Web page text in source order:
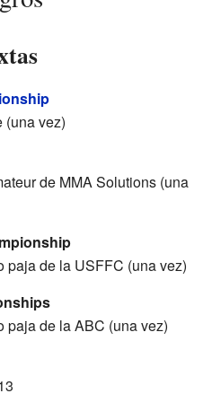
(una vez)
de MMA Solutions (una
paja de la USFFC (una vez)
paja de la ABC (una vez)